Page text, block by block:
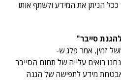
הניתן את המידע ולשתף אותו
סייבר"
זמין, אמר פלג ש-
רואים עלייה של תחום הסייבר
מידע לתפישה של הגנה